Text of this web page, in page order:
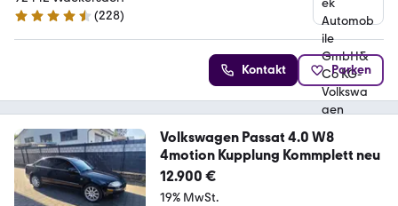
4.5 Sterne
(228)
Kontakt Parken
Volkswagen Passat 4.0 W8
4motion Kupplung Kommplett neu
12.900 €
19% MwSt.